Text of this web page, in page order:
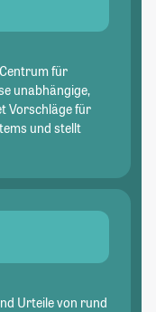
für
unabhängige,
Vorschläge für
und stellt
Urteile von rund